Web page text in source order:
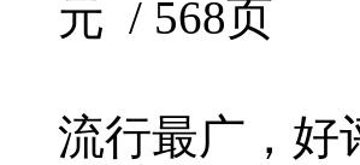
元 / 568页
流行最广，